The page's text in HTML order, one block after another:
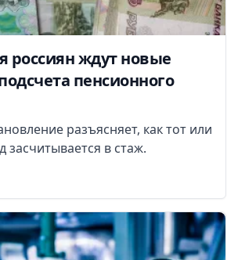
россиян ждут новые
пенсионного
разъясняет, как тот или
засчитывается в стаж.